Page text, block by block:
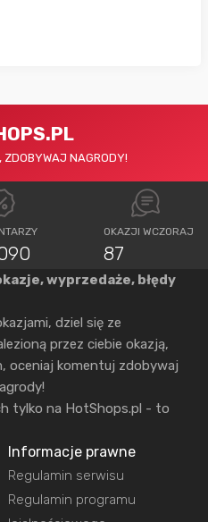
ZDOBYWAJ NAGRODY!
OKAZJI WCZORAJ
87
wyprzedaże, błędy
dziel się ze
przez ciebie okazją,
oceniaj komentuj zdobywaj
tylko na HotShops.pl - to
Informacje prawne
Regulamin serwisu
Regulamin programu